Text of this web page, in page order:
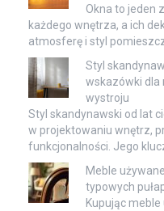
Okna to jeden
każdego wnętrza, a ich
atmosferę i styl
Styl
wskazówki dla
wystroju
Styl skandynawski od lat
w projektowaniu wnętrz,
funkcjonalności. Jego
Meble
typowych
Kupując